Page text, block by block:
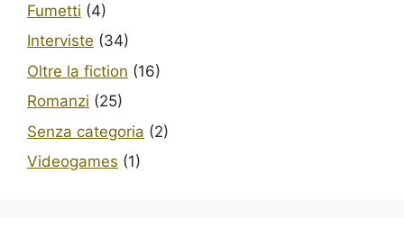
Fumetti (4)
Interviste (34)
Oltre la fiction (16)
Romanzi (25)
Senza categoria (2)
Videogames (1)